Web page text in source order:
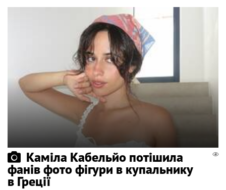
Каміла Кабельйо потішила
фанів фото фігури в купальнику
в Греції